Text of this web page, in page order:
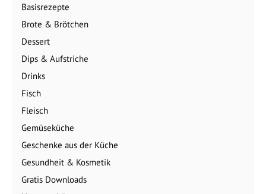
Basisrezepte
Brote & Brötchen
Dessert
Dips & Aufstriche
Drinks
Fisch
Fleisch
Gemüseküche
Geschenke aus der Küche
Gesundheit & Kosmetik
Gratis Downloads